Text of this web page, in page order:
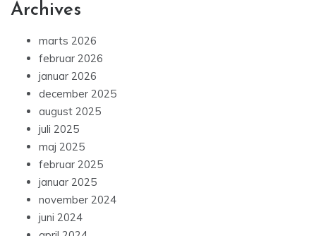
Archives
marts 2026
februar 2026
januar 2026
december 2025
august 2025
juli 2025
maj 2025
februar 2025
januar 2025
november 2024
juni 2024